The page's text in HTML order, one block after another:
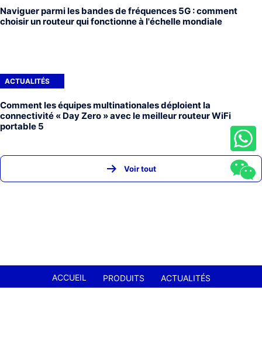
Naviguer parmi les bandes de fréquences 5G : comment
choisir un routeur qui fonctionne à l'échelle mondiale
ACTUALITÉS
Comment les équipes multinationales déploient la
connectivité « Day Zero » avec le meilleur routeur WiFi
portable 5
Voir tout
ACCUEIL PRODUITS ACTUALITÉS